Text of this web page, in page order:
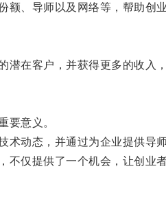
、导师以及网络等，帮助创业
在客户，并获得更多的收入，
意义。
态，并通过为企业提供导
仅提供了一个机会，让创业